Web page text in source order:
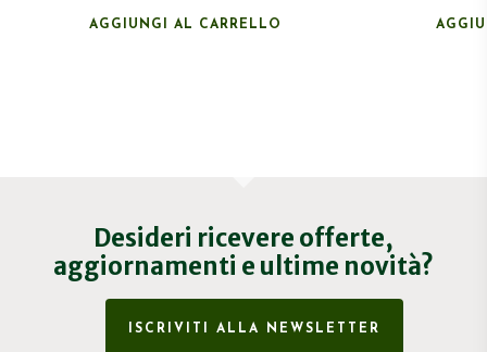
AGGIUNGI AL CARRELLO
Desideri ricevere offerte,
aggiornamenti e ultime novità?
ISCRIVITI ALLA NEWSLETTER